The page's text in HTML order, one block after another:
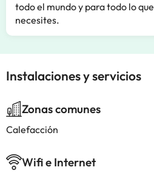
todo el mundo y para todo lo que
necesites.
Instalaciones y servicios
Zonas comunes
Calefacción
Wifi e Internet